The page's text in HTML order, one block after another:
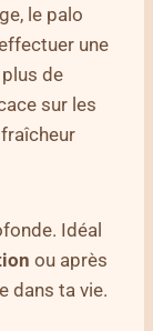
le palo
une
plus de
sur les
Idéal
ou après
dans ta vie.